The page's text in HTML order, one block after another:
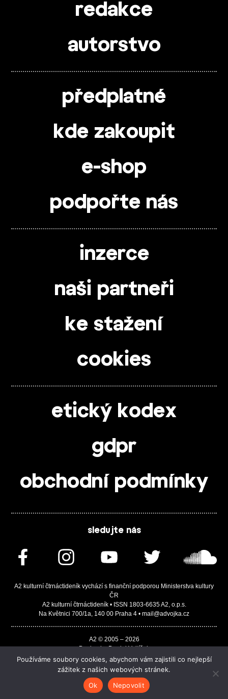
redakce
autorstvo
předplatné
kde zakoupit
e-shop
podpořte nás
inzerce
naši partneři
ke stažení
cookies
etický kodex
gdpr
obchodní podmínky
sledujte nás
A2 kulturní čtrnáctideník vychází s finanční podporou Ministerstva kultury
ČR
A2 kulturní čtrnáctideník • ISSN 1803-6635 A2, o.p.s.
Na Květnici 700/1a, 140 00 Praha 4 • mail@advojka.cz
A2 © 2005 – 2026
Design by Daniel Vojtíšek
Built by JASA-IT & ChSoft
Používáme soubory cookies, abychom vám zajistili co nejlepší
zážitek z našich webových stránek.
Ok
Nepovolit